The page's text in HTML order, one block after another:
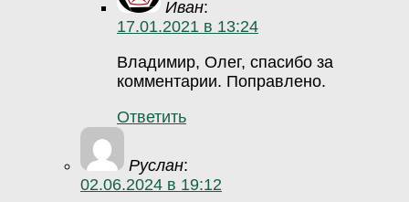
Иван:
17.01.2021 в 13:24
Владимир, Олег, спасибо за
комментарии. Поправлено.
Ответить
Руслан:
02.06.2024 в 19:12